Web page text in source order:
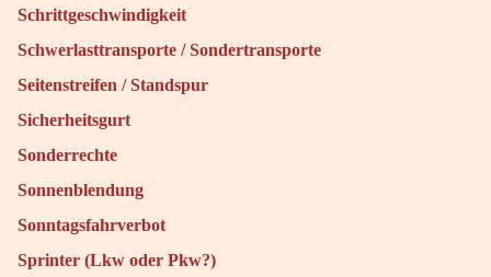
Schrittgeschwindigkeit
Schwerlasttransporte / Sondertransporte
Seitenstreifen / Standspur
Sicherheitsgurt
Sonderrechte
Sonnenblendung
Sonntagsfahrverbot
Sprinter (Lkw oder Pkw?)